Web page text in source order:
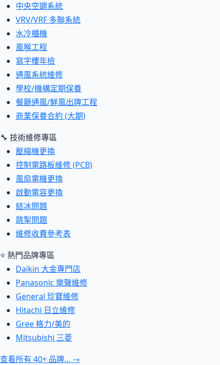
中央空調系統
VRV/VRF 多聯系統
水冷櫃機
風喉工程
寫字樓年檢
通風系統維修
學校/機構定期保養
餐廳通風/鮮風出牌工程
商業保養合約 (大期)
🔧 技術維修專區
壓縮機更換
控制電路板維修 (PCB)
風扇電機更換
啟動電容更換
結冰問題
跳掣問題
維修收費參考表
⭐ 熱門品牌專區
Daikin 大金專門店
Panasonic 樂聲維修
General 珍寶維修
Hitachi 日立維修
Gree 格力/美的
Mitsubishi 三菱
查看所有 40+ 品牌... →